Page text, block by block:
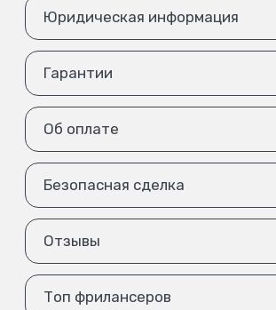
Юридическая информация
Гарантии
Об оплате
Безопасная сделка
Отзывы
Топ фрилансеров